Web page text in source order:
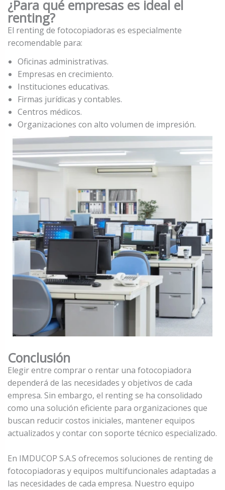
¿Para qué empresas es ideal el
renting?
El renting de fotocopiadoras es especialmente
recomendable para:
Oficinas administrativas.
Empresas en crecimiento.
Instituciones educativas.
Firmas jurídicas y contables.
Centros médicos.
Organizaciones con alto volumen de impresión.
Conclusión
Elegir entre comprar o rentar una fotocopiadora
dependerá de las necesidades y objetivos de cada
empresa. Sin embargo, el renting se ha consolidado
como una solución eficiente para organizaciones que
buscan reducir costos iniciales, mantener equipos
actualizados y contar con soporte técnico especializado.
En IMDUCOP S.A.S ofrecemos soluciones de renting de
fotocopiadoras y equipos multifuncionales adaptadas a
las necesidades de cada empresa. Nuestro equipo